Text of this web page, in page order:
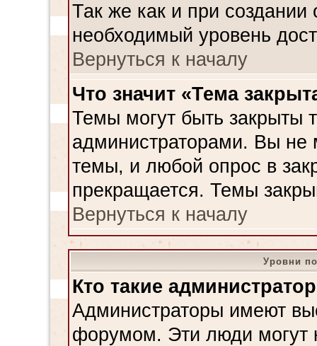
Так же как и при создании
необходимый уровень
Вернуться к началу
Что значит «Тема
Темы могут быть закрыты
администраторами. Вы не
темы, и любой опрос в
прекращается. Темы
Вернуться к началу
Уровни
Кто такие
Администраторы имеют
форумом. Эти люди могут